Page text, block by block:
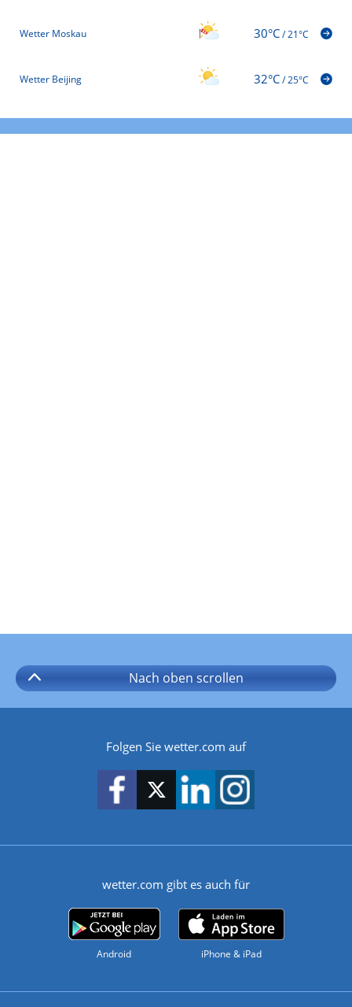
Wetter Moskau 30°C/21°C
Wetter Beijing 32°C/25°C
Nach oben scrollen
Folgen Sie wetter.com auf
wetter.com gibt es auch für
Android iPhone & iPad